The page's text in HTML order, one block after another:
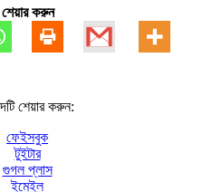
শেয়ার করুন
শেয়ার করুন:
ফেইসবুক
টুইটার
গুগল প্লাস
ইমেইল